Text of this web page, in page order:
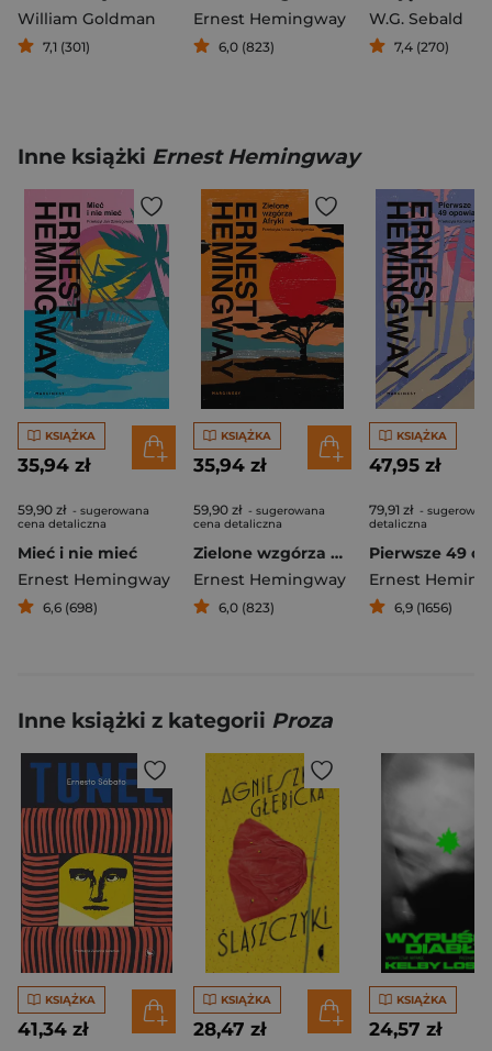
William Goldman
7,1 (301)
Ernest Hemingway
6,0 (823)
W.G. Sebald
7,4 (270)
Inne książki Ernest Hemingway
KSIĄŻKA
35,94 zł
59,90 zł - sugerowana
cena detaliczna
Mieć i nie mieć
Ernest Hemingway
6,6 (698)
KSIĄŻKA
35,94 zł
59,90 zł - sugerowana
cena detaliczna
Zielone wzgórza Afryki
Ernest Hemingway
6,0 (823)
KSIĄŻKA
47,95 zł
79,91 zł -
detaliczna
Ernest
6,9 (1656)
Inne książki z kategorii Proza
KSIĄŻKA
41,34 zł
KSIĄŻKA
28,47 zł
KSIĄŻKA
24,57 zł